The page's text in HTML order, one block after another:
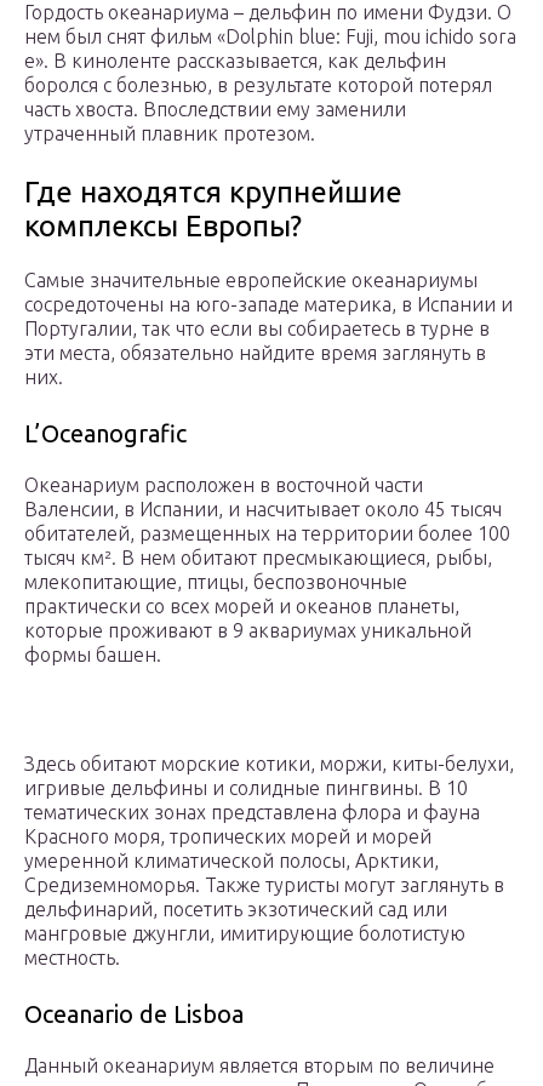
Гордость океанариума – дельфин по имени Фудзи. О
нем был снят фильм «Dolphin blue: Fuji, mou ichido sora
e». В киноленте рассказывается, как дельфин
боролся с болезнью, в результате которой потерял
часть хвоста. Впоследствии ему заменили
утраченный плавник протезом.
Где находятся крупнейшие
комплексы Европы?
Самые значительные европейские океанариумы
сосредоточены на юго-западе материка, в Испании и
Португалии, так что если вы собираетесь в турне в
эти места, обязательно найдите время заглянуть в
них.
L’Oceanografic
Океанариум расположен в восточной части
Валенсии, в Испании, и насчитывает около 45 тысяч
обитателей, размещенных на территории более 100
тысяч км². В нем обитают пресмыкающиеся, рыбы,
млекопитающие, птицы, беспозвоночные
практически со всех морей и океанов планеты,
которые проживают в 9 аквариумах уникальной
формы башен.
Здесь обитают морские котики, моржи, киты-белухи,
игривые дельфины и солидные пингвины. В 10
тематических зонах представлена флора и фауна
Красного моря, тропических морей и морей
умеренной климатической полосы, Арктики,
Средиземноморья. Также туристы могут заглянуть в
дельфинарий, посетить экзотический сад или
мангровые джунгли, имитирующие болотистую
местность.
Oceanario de Lisboa
Данный океанариум является вторым по величине